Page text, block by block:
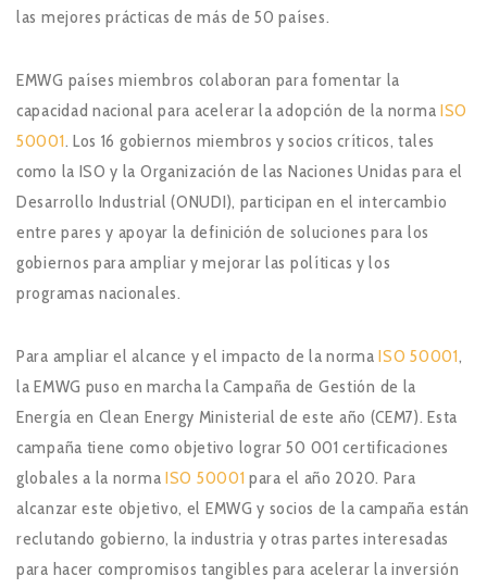
las mejores prácticas de más de 50 países.
EMWG países miembros colaboran para fomentar la
capacidad nacional para acelerar la adopción de la norma ISO
50001. Los 16 gobiernos miembros y socios críticos, tales
como la ISO y la Organización de las Naciones Unidas para el
Desarrollo Industrial (ONUDI), participan en el intercambio
entre pares y apoyar la definición de soluciones para los
gobiernos para ampliar y mejorar las políticas y los
programas nacionales.
Para ampliar el alcance y el impacto de la normaISO 50001,
la EMWG puso en marcha la Campaña de Gestión de la
Energía en Clean Energy Ministerial de este año (CEM7). Esta
campaña tiene como objetivo lograr 50 001 certificaciones
globales a la norma ISO 50001 para el año 2020. Para
alcanzar este objetivo, el EMWG y socios de la campaña están
reclutando gobierno, la industria y otras partes interesadas
para hacer compromisos tangibles para acelerar la inversión